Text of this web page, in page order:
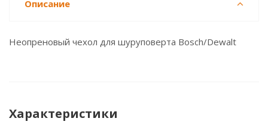
Описание
Неопреновый чехол для шуруповерта Bosch/Dewalt
Характеристики